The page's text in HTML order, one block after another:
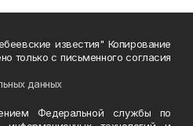
известия" Копирование
только с письменного согласия
данных
Федеральной службы по